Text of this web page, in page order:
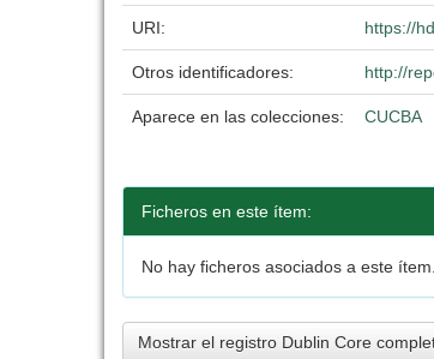
URI: https://
Otros identificadores: http://
Aparece en las colecciones: CUCBA
Ficheros en este ítem:
No hay ficheros asociados a este ítem.
Mostrar el registro Dublin Core